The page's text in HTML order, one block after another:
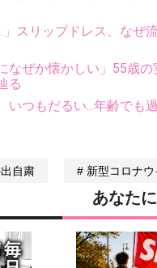
スリップドレス、なぜ
ぜか懐かしい」55歳
る
つもだるい...年齢でも
自粛 新型コロナウ
あなた